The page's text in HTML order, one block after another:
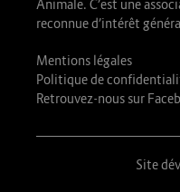
Animale. C’est une
reconnue d’intérêt
Mentions légales
Politique de
Retrouvez-nous sur
Site